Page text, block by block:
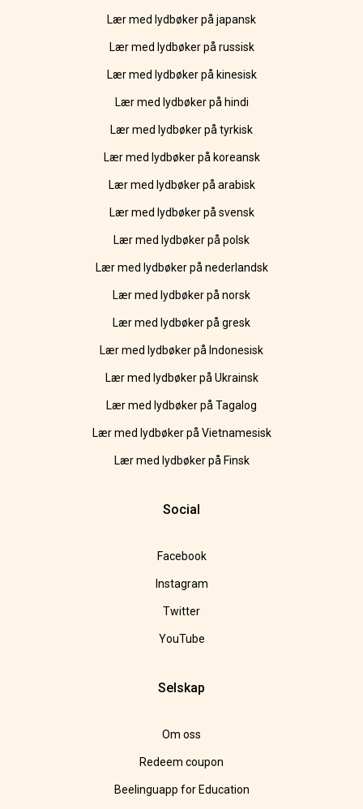
Lær med lydbøker på japansk
Lær med lydbøker på russisk
Lær med lydbøker på kinesisk
Lær med lydbøker på hindi
Lær med lydbøker på tyrkisk
Lær med lydbøker på koreansk
Lær med lydbøker på arabisk
Lær med lydbøker på svensk
Lær med lydbøker på polsk
Lær med lydbøker på nederlandsk
Lær med lydbøker på norsk
Lær med lydbøker på gresk
Lær med lydbøker på Indonesisk
Lær med lydbøker på Ukrainsk
Lær med lydbøker på Tagalog
Lær med lydbøker på Vietnamesisk
Lær med lydbøker på Finsk
Social
Facebook
Instagram
Twitter
YouTube
Selskap
Om oss
Redeem coupon
Beelinguapp for Education